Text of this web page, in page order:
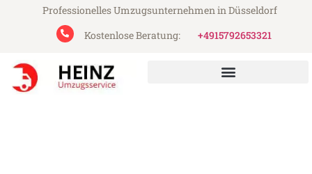
Professionelles Umzugsunternehmen in Düsseldorf
Kostenlose Beratung:
+4915792653321